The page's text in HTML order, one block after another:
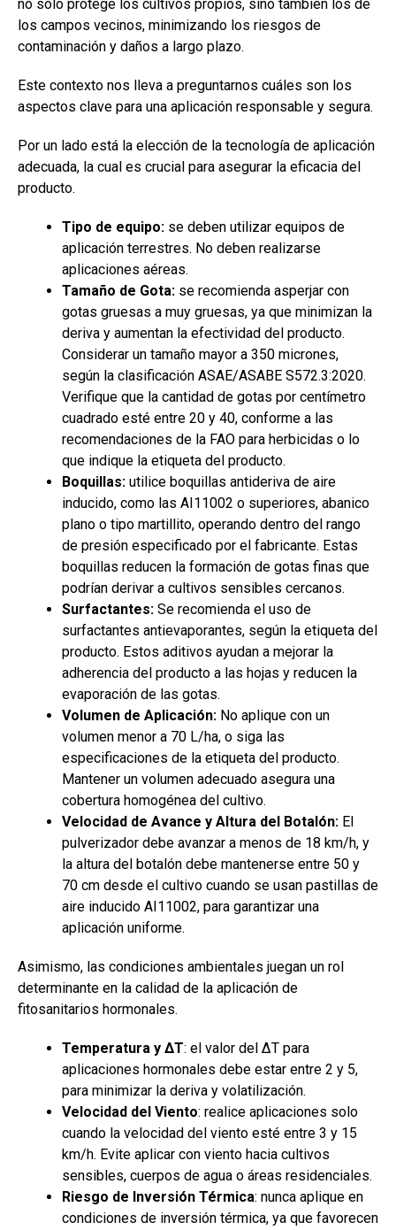
no solo protege los cultivos propios, sino también los de
los campos vecinos, minimizando los riesgos de
contaminación y daños a largo plazo.
Este contexto nos lleva a preguntarnos cuáles son los
aspectos clave para una aplicación responsable y segura.
Por un lado está la elección de la tecnología de aplicación
adecuada, la cual es crucial para asegurar la eficacia del
producto.
Tipo de equipo: se deben utilizar equipos de
aplicación terrestres. No deben realizarse
aplicaciones aéreas.
Tamaño de Gota: se recomienda asperjar con
gotas gruesas a muy gruesas, ya que minimizan la
deriva y aumentan la efectividad del producto.
Considerar un tamaño mayor a 350 micrones,
según la clasificación ASAE/ASABE S572.3:2020.
Verifique que la cantidad de gotas por centímetro
cuadrado esté entre 20 y 40, conforme a las
recomendaciones de la FAO para herbicidas o lo
que indique la etiqueta del producto.
Boquillas: utilice boquillas antideriva de aire
inducido, como las AI11002 o superiores, abanico
plano o tipo martillito, operando dentro del rango
de presión especificado por el fabricante. Estas
boquillas reducen la formación de gotas finas que
podrían derivar a cultivos sensibles cercanos.
Surfactantes: Se recomienda el uso de
surfactantes antievaporantes, según la etiqueta del
producto. Estos aditivos ayudan a mejorar la
adherencia del producto a las hojas y reducen la
evaporación de las gotas.
Volumen de Aplicación: No aplique con un
volumen menor a 70 L/ha, o siga las
especificaciones de la etiqueta del producto.
Mantener un volumen adecuado asegura una
cobertura homogénea del cultivo.
Velocidad de Avance y Altura del Botalón: El
pulverizador debe avanzar a menos de 18 km/h, y
la altura del botalón debe mantenerse entre 50 y
70 cm desde el cultivo cuando se usan pastillas de
aire inducido AI11002, para garantizar una
aplicación uniforme.
Asimismo, las condiciones ambientales juegan un rol
determinante en la calidad de la aplicación de
fitosanitarios hormonales.
Temperatura y ∆T: el valor del ∆T para
aplicaciones hormonales debe estar entre 2 y 5,
para minimizar la deriva y volatilización.
Velocidad del Viento: realice aplicaciones solo
cuando la velocidad del viento esté entre 3 y 15
km/h. Evite aplicar con viento hacia cultivos
sensibles, cuerpos de agua o áreas residenciales.
Riesgo de Inversión Térmica: nunca aplique en
condiciones de inversión térmica, ya que favorecen